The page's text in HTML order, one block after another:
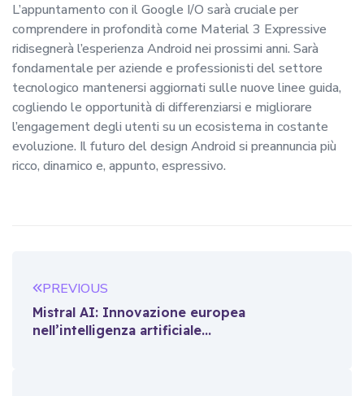
L’appuntamento con il Google I/O sarà cruciale per
comprendere in profondità come Material 3 Expressive
ridisegnerà l’esperienza Android nei prossimi anni. Sarà
fondamentale per aziende e professionisti del settore
tecnologico mantenersi aggiornati sulle nuove linee guida,
cogliendo le opportunità di differenziarsi e migliorare
l’engagement degli utenti su un ecosistema in costante
evoluzione. Il futuro del design Android si preannuncia più
ricco, dinamico e, appunto, espressivo.
PREVIOUS
Mistral AI: Innovazione europea
nell’intelligenza artificiale...